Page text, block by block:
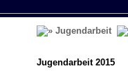
Jugendarbeit
Jugendarbeit 2015